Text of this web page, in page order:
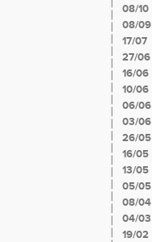
08/10
08/09
17/07
27/06
16/06
10/06
06/06
03/06
26/05
16/05
13/05
05/05
08/04
04/03
19/02